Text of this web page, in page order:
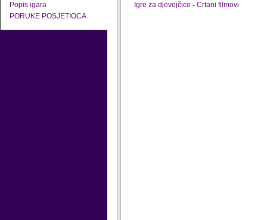
Popis igara
PORUKE POSJETIOCA
Igre za djevojčice - Crtani filmovi